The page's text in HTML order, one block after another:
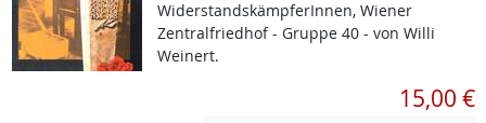
WiderstandskämpferInnen, Wiener
Zentralfriedhof - Gruppe 40 - von Willi
Weinert.
15,00 €